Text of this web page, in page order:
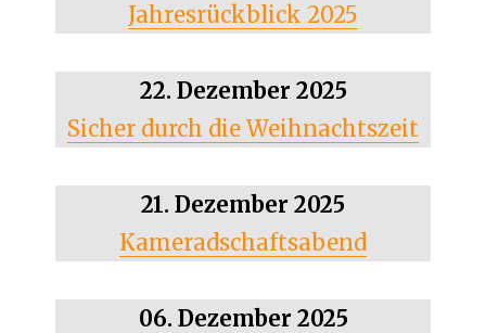
Jahresrückblick 2025
22. Dezember 2025
Sicher durch die Weihnachtszeit
21. Dezember 2025
Kameradschaftsabend
06. Dezember 2025